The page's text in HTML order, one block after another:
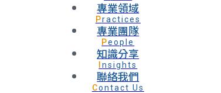
專業領域
Practices
專業團隊
People
知識分享
Insights
聯絡我們
Contact Us